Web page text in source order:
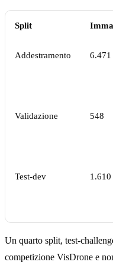
Split
Addestramento 6.471
Validazione 548
Test-dev 1.610
Un quarto split, test-
competizione VisDrone e